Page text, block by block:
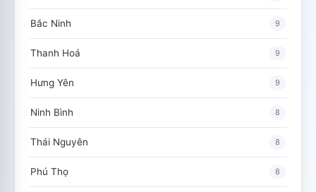
Bắc Ninh 9
Thanh Hoá 9
Hưng Yên 9
Ninh Bình 8
Thái Nguyên 8
Phú Thọ 8